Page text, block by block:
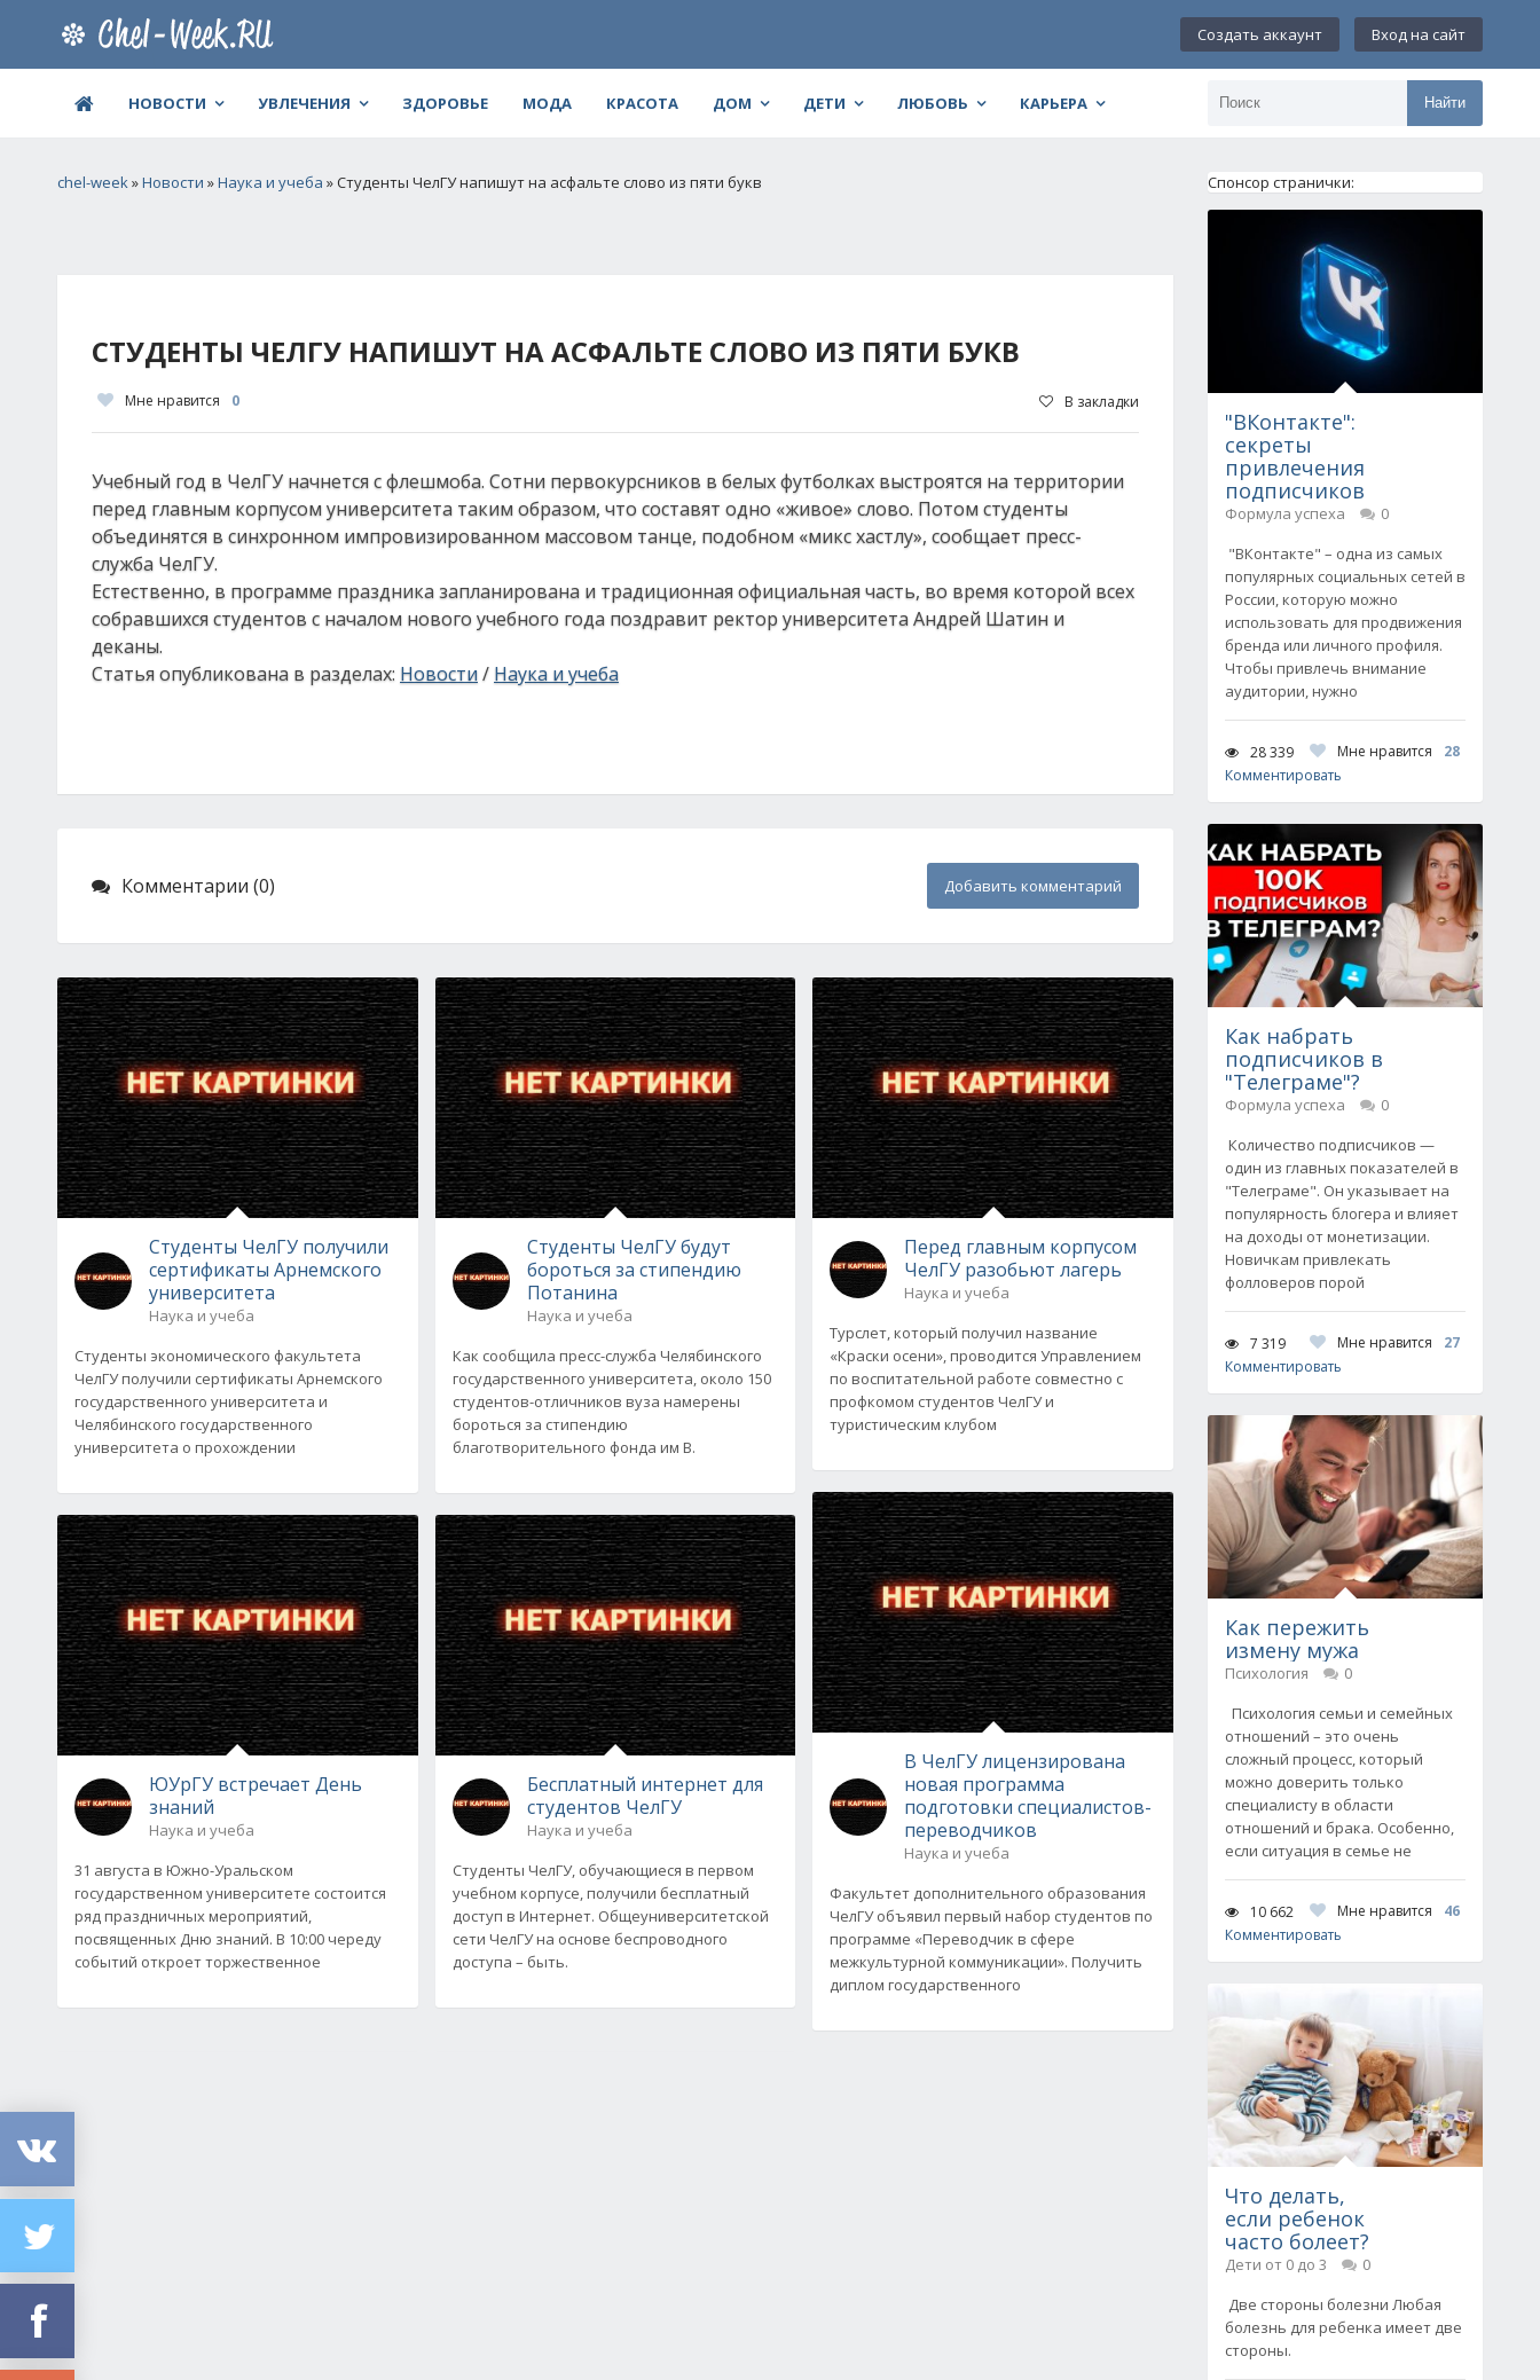
Создать аккаунт Вход на сайт
НОВОСТИ УВЛЕЧЕНИЯ ЗДОРОВЬЕ МОДА КРАСОТА ДОМ ДЕТИ ЛЮБОВЬ КАРЬЕРА Найти
chel-week»Новости »Наука и учеба » Студенты ЧелГУ напишут на асфальте слово из пяти букв
СТУДЕНТЫ ЧЕЛГУ НАПИШУТ НА АСФАЛЬТЕ СЛОВО ИЗ ПЯТИ БУКВ
Мне нравится 0 В закладки
Учебный год в ЧелГУ начнется с флешмоба. Сотни первокурсников в белых футболках выстроятся на территории
перед главным корпусом университета таким образом, что составят одно «живое» слово. Потом студенты
объединятся в синхронном импровизированном массовом танце, подобном «микс хастлу», сообщает пресс-
служба ЧелГУ.
Естественно, в программе праздника запланирована и традиционная официальная часть, во время которой всех
собравшихся студентов с началом нового учебного года поздравит ректор университета Андрей Шатин и
деканы.
Статья опубликована в разделах: Новости/ Наука и учеба
Комментарии (0) Добавить комментарий
Студенты ЧелГУ получили
сертификаты Арнемского
университета
Наука и учеба
Студенты экономического факультета
ЧелГУ получили сертификаты Арнемского
государственного университета и
Челябинского государственного
университета о прохождении
ЮУрГУ встречает День
знаний
Наука и учеба
31 августа в Южно-Уральском
государственном университете состоится
ряд праздничных мероприятий,
посвященных Дню знаний. В 10:00 череду
событий откроет торжественное
Студенты ЧелГУ будут
бороться за стипендию
Потанина
Наука и учеба
Как сообщила пресс-служба Челябинского
государственного университета, около 150
студентов-отличников вуза намерены
бороться за стипендию
благотворительного фонда им В.
Бесплатный интернет для
студентов ЧелГУ
Наука и учеба
Студенты ЧелГУ, обучающиеся в первом
учебном корпусе, получили бесплатный
доступ в Интернет. Общеуниверситетской
сети ЧелГУ на основе беспроводного
доступа – быть.
Перед главным корпусом
ЧелГУ разобьют лагерь
Наука и учеба
Турслет, который получил название
«Краски осени», проводится Управлением
по воспитательной работе совместно с
профкомом студентов ЧелГУ и
туристическим клубом
В ЧелГУ лицензирована
новая программа
подготовки специалистов-
переводчиков
Наука и учеба
Факультет дополнительного образования
ЧелГУ объявил первый набор студентов по
программе «Переводчик в сфере
межкультурной коммуникации». Получить
диплом государственного
Спонсор странички:
"ВКонтакте":
секреты
привлечения
подписчиков
Формула успеха
0
"ВКонтакте" – одна из самых
популярных социальных сетей в
России, которую можно
использовать для продвижения
бренда или личного профиля.
Чтобы привлечь внимание
аудитории, нужно
28 339 Мне нравится
28
Комментировать
Как набрать
подписчиков в
"Телеграме"?
Формула успеха
0
Количество подписчиков —
один из главных показателей в
"Телеграме". Он указывает на
популярность блогера и влияет
на доходы от монетизации.
Новичкам привлекать
фолловеров порой
7 319 Мне нравится
27
Комментировать
Как пережить
измену мужа
Психология
0
Психология семьи и семейных
отношений – это очень
сложный процесс, который
можно доверить только
специалисту в области
отношений и брака. Особенно,
если ситуация в семье не
10 662 Мне нравится
46
Комментировать
Что делать,
если ребенок
часто болеет?
Дети от 0 до 3
0
Две стороны болезни Любая
болезнь для ребенка имеет две
стороны.